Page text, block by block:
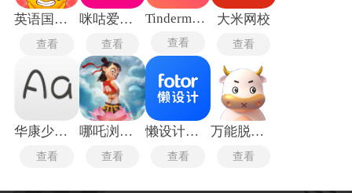
英语国际音标
查看
咪咕爱唱手机版
查看
Tindermatch
查看
大米网校
查看
华康少女字体
查看
哪吒浏览器
查看
懒设计手机版
查看
万能脱壳工具最新版
查看